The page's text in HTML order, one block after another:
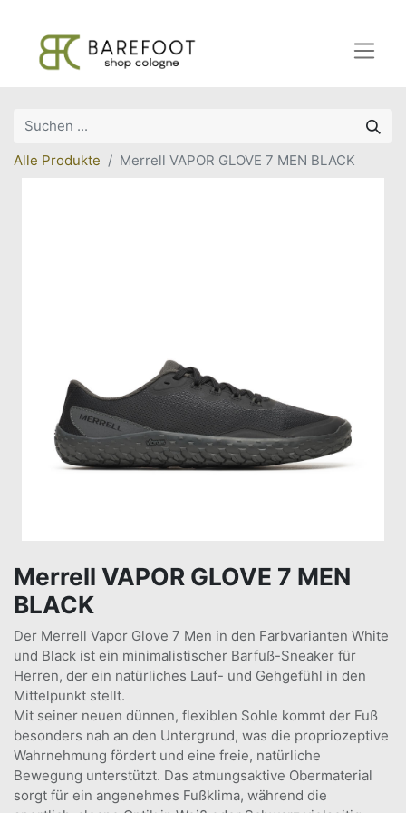
Alle Produkte Merrell VAPOR GLOVE 7 MEN BLACK
Merrell VAPOR GLOVE 7 MEN
BLACK
Der Merrell Vapor Glove 7 Men in den Farbvarianten White
und Black ist ein minimalistischer Barfuß-Sneaker für
Herren, der ein natürliches Lauf- und Gehgefühl in den
Mittelpunkt stellt.
Mit seiner neuen dünnen, flexiblen Sohle kommt der Fuß
besonders nah an den Untergrund, was die propriozeptive
Wahrnehmung fördert und eine freie, natürliche
Bewegung unterstützt. Das atmungsaktive Obermaterial
sorgt für ein angenehmes Fußklima, während die